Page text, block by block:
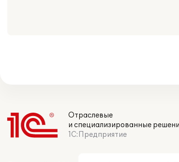
Отраслевые
и специализированные
1С:Предприятие